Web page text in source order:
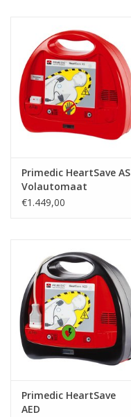
Primedic HeartSave AS
Volautomaat
€1.449,00
Primedic HeartSave
AED